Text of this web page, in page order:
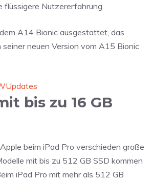
flüssigere Nutzererfahrung.
A14 Bionic ausgestattet, das
neuen Version vom A15 Bionic
bis zu 16 GB
beim iPad Pro verschieden große
mit bis zu 512 GB SSD kommen
iPad Pro mit mehr als 512 GB